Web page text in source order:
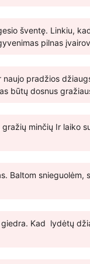
šventę. Linkiu,
pilnas
pradžios
būtų dosnus
minčių Ir laiko
Baltom snieguolėm,
Kad lydėtų